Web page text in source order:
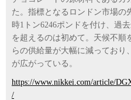
た。指標となるロンドン市場の
時1トン6246ポンドを付け、過
を超えるのは初めて。天候不順
らの供給量が大幅に減っており
が広がっている。
https://www.nikkei.com/article/
/